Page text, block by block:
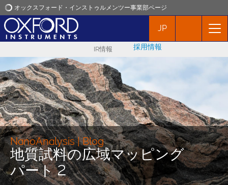
オックスフォード・インストゥルメンツー事業部ページ
オックスフォード・インストゥルメンツ
アプリケーション
プロダクト
ニュース
イベント
お問い合わせ
JP
IR情報 採用情報
NanoAnalysis | Blog
地質試料の広域マッピング
パート 2